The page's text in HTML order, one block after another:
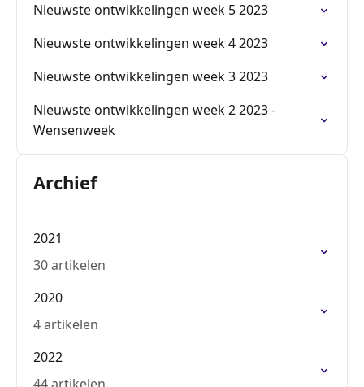
Nieuwste ontwikkelingen week 5 2023
Nieuwste ontwikkelingen week 4 2023
Nieuwste ontwikkelingen week 3 2023
Nieuwste ontwikkelingen week 2 2023 -
Wensenweek
Archief
2021
30 artikelen
2020
4 artikelen
2022